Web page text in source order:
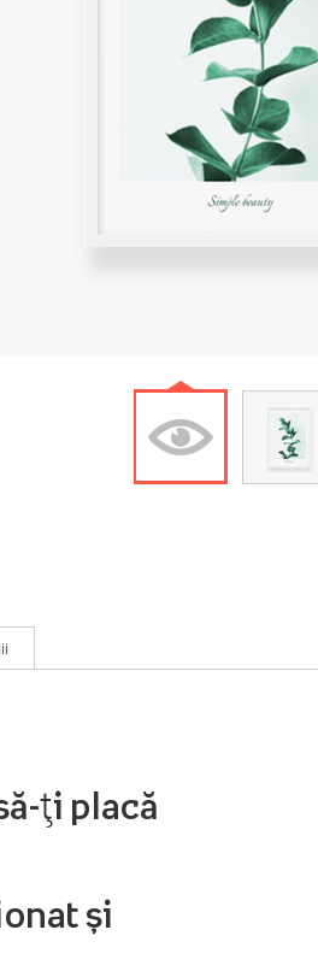
Simple beauty
ți placă
și